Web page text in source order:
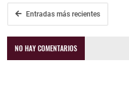
Entradas más recientes
NO HAY COMENTARIOS